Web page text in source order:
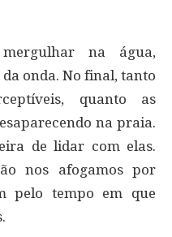
na água,
onda. No final, tanto
quanto as
na praia.
de lidar com elas.
nos afogamos por
pelo tempo em que